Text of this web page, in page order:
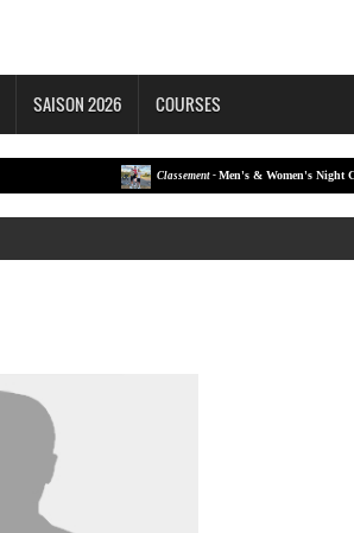
SAISON 2026 COURSES
Classement -Men's & Women's Night Crit #3